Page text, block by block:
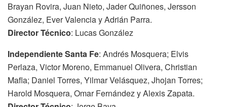
Brayan Rovira, Juan Nieto, Jader Quiñones, Jersson
González, Ever Valencia y Adrián Parra.
Director Técnico: Lucas González
Independiente Santa Fe: Andrés Mosquera; Elvis
Perlaza, Victor Moreno, Emmanuel Olivera, Christian
Mafla; Daniel Torres, Yilmar Velásquez, Jhojan Torres;
Harold Mosquera, Omar Fernández y Alexis Zapata.